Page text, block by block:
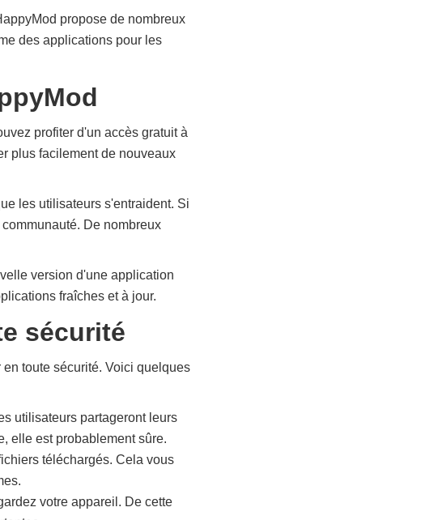
propose de nombreux
des applications pour les
profiter d'un accès gratuit à
plus facilement de nouveaux
les utilisateurs s'entraident. Si
De nombreux
version d'une application
fraîches et à jour.
sécurité
toute sécurité. Voici quelques
utilisateurs partageront leurs
elle est probablement sûre.
téléchargés. Cela vous
votre appareil. De cette